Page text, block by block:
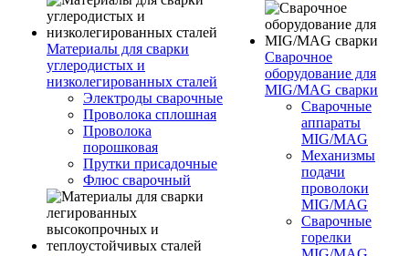
Материалы для сварки
углеродистых и
низколегированных сталей
Электроды сварочные
Проволока сплошная
Проволока
порошковая
Прутки присадочные
Флюс сварочный
Сварочное
оборудование для
MIG/MAG сварки
Сварочные
аппараты
MIG/MAG
Механизмы
подачи
проволоки
MIG/MAG
Сварочные
горелки